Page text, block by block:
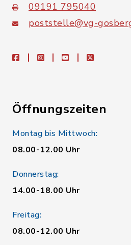
09191 795040
poststelle@vg-
facebookinstagramyoutubeX
Öffnungszeiten
Montag bis Mittwoch:
08.00-12.00 Uhr
Donnerstag:
14.00-18.00 Uhr
Freitag:
08.00-12.00 Uhr